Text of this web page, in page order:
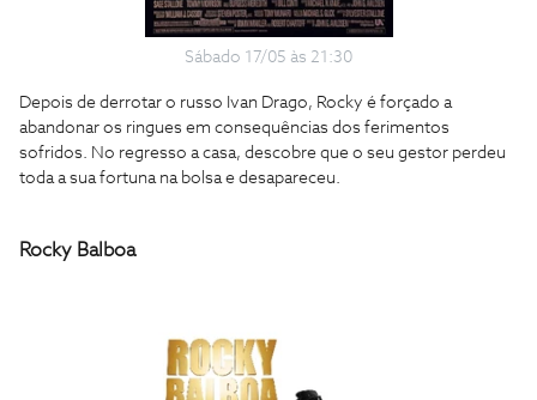
Sábado 17/05 às 21:30
Depois de derrotar o russo Ivan Drago, Rocky é forçado a
abandonar os ringues em consequências dos ferimentos
sofridos. No regresso a casa, descobre que o seu gestor perdeu
toda a sua fortuna na bolsa e desapareceu.
Rocky Balboa